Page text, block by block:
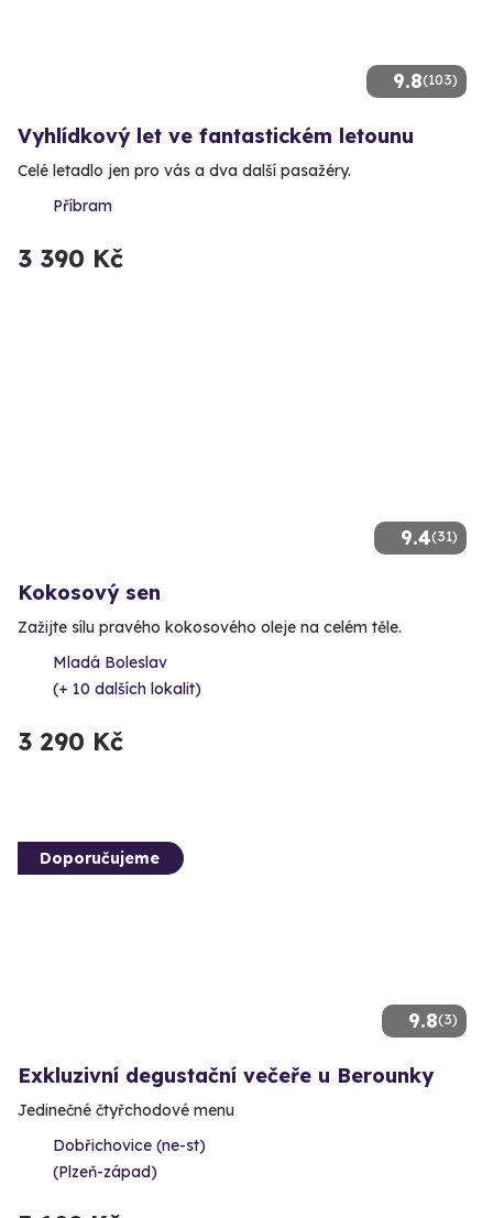
9.8(103)
Vyhlídkový let ve fantastickém letounu
Celé letadlo jen pro vás a dva další pasažéry.
Příbram
3 390 Kč
9.4(31)
Kokosový sen
Zažijte sílu pravého kokosového oleje na celém těle.
Mladá Boleslav
(+ 10 dalších lokalit)
3 290 Kč
9.8(3)
Doporučujeme
Exkluzivní degustační večeře u Berounky
Jedinečné čtyřchodové menu
Dobřichovice (ne-st)
(Plzeň-západ)